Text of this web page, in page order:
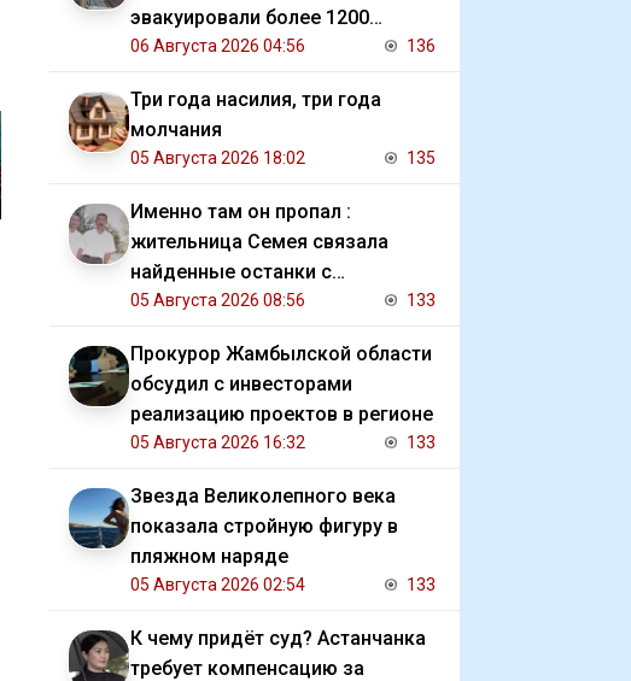
эвакуировали более 1200
человек
06 Августа 2026 04:56 136
Три года насилия, три года
молчания
05 Августа 2026 18:02 135
Именно там он пропал :
жительница Семея связала
найденные останки с
исчезновением отца
05 Августа 2026 08:56 133
Прокурор Жамбылской области
обсудил с инвесторами
реализацию проектов в регионе
05 Августа 2026 16:32 133
Звезда Великолепного века
показала стройную фигуру в
пляжном наряде
05 Августа 2026 02:54 133
К чему придёт суд? Астанчанка
требует компенсацию за